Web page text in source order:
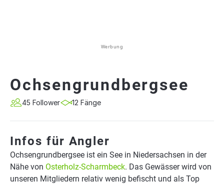
Werbung
Ochsengrundbergsee
45 Follower 12 Fänge
Infos für Angler
Ochsengrundbergsee ist ein See in Niedersachsen in der
Nähe von Osterholz-Scharmbeck. Das Gewässer wird von
unseren Mitgliedern relativ wenig befischt und als Top